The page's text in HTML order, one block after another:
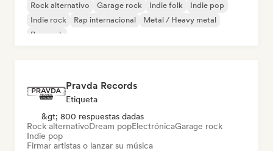
Rock alternativo Garage rock Indie folk
Indie pop
Indie rock
Rap internacional
Metal / Heavy metal
Pop rock
Pravda Records
Etiqueta
&gt; 800 respuestas dadas
Rock alternativoDream popElectrónicaGarage rock
Indie pop
Firmar artistas o lanzar su música